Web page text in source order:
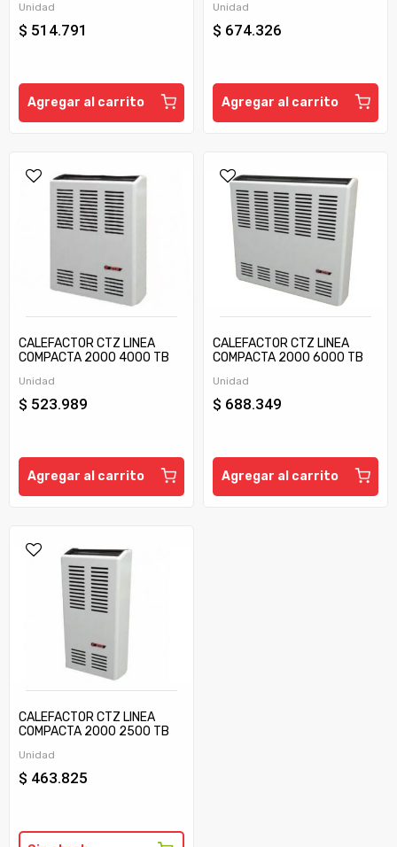
Unidad
$ 514.791
Agregar al carrito
Unidad
$ 674.326
Agregar al carrito
CALEFACTOR CTZ LINEA
COMPACTA 2000 4000 TB
Unidad
$ 523.989
Agregar al carrito
CALEFACTOR CTZ LINEA
COMPACTA 2000 6000 TB
Unidad
$ 688.349
Agregar al carrito
CALEFACTOR CTZ LINEA
COMPACTA 2000 2500 TB
Unidad
$ 463.825